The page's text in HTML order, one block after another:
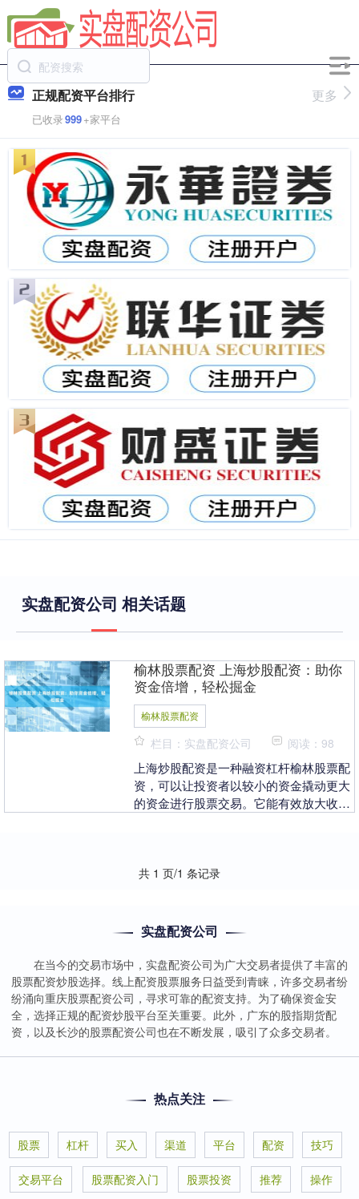
正规配资平台排行
已收录999+家平台
更多
实盘配资公司 相关话题
榆林股票配资 上海炒股配资：助你
资金倍增，轻松掘金
榆林股票配资
栏目：实盘配资公司 阅读：98
上海炒股配资是一种融资杠杆榆林股票配
资，可以让投资者以较小的资金撬动更大
的资金进行股票交易。它能有效放大收
共 1 页/1 条记录
实盘配资公司
在当今的交易市场中，实盘配资公司为广大交易者提供了丰富的
股票配资炒股选择。线上配资股票服务日益受到青睐，许多交易者纷
纷涌向重庆股票配资公司，寻求可靠的配资支持。为了确保资金安
全，选择正规的配资炒股平台至关重要。此外，广东的股指期货配
资，以及长沙的股票配资公司也在不断发展，吸引了众多交易者。
热点关注
股票 杠杆 买入 渠道 平台 配资 技巧
交易平台 股票配资入门 股票投资 推荐 操作